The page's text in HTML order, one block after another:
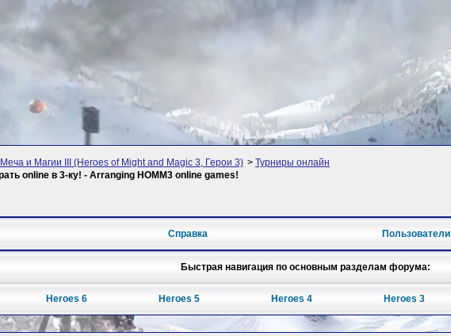
и Магии III (Heroes of Might and Magic 3, Герои 3) > Турниры онлайн
online в 3-ку! - Arranging HOMM3 online games!
Справка Пользователи
Быстрая навигация по основным разделам форума:
Heroes 6 Heroes 5 Heroes 4 Heroes 3